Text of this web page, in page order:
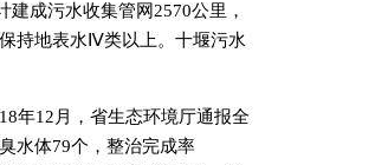
成污水收集管网2570公里，
持地表水Ⅳ类以上。十堰污水
年12月，省生态环境厅通报全
水体79个，整治完成率